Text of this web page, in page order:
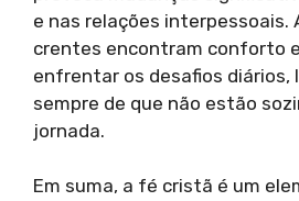
e nas relações interpessoais.
crentes encontram conforto
enfrentar os desafios diários,
sempre de que não estão
jornada.
Em suma, a fé cristã é um